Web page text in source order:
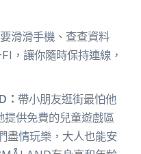
滑滑手機、查查資料
，讓你隨時保持連線，
： 帶小朋友逛街最怕他
供免費的兒童遊戲區
盡情玩樂，大人也能安